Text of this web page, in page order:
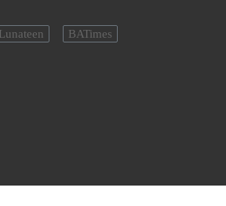
Lunateen BATimes